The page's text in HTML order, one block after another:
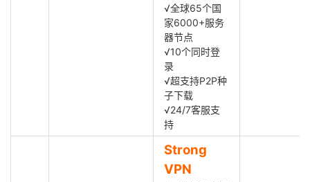
√全球65个国
家6000+服务
器节点
√10个同时登
录
√超支持P2P种
子下载
√24/7客服支
持
Strong
VPN